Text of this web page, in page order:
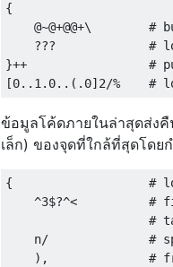
{
@~@+@@+\        #
???             #
}++                 # push
ข้อมูลโค้ดภายในล่าสุดส่ง
เล็ก) ของจุดที่ใกล้ที่สุดโดย
{                   #
^3$?^<          #
#
n/              #
),              #